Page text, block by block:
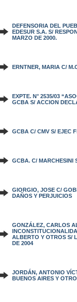
DEFENSORIA DEL
EDESUR S.A. S/
MARZO DE 2000.
ERNTNER, MARIA C/
EXPTE. N° 2535/03
GCBA S/ ACCION
GCBA C/ CMV S/ EJEC
GCBA. C/ MARCHESINI
GIORGIO, JOSE C/
DAÑOS Y PERJUICIOS
GONZÁLEZ, CARLOS
ALBERTO Y OTROS S/
DE 2004
JORDÁN, ANTONIO
BUENOS AIRES Y